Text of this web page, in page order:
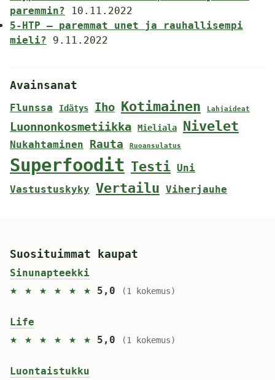
paremmin?
10.11.2022
5-HTP – paremmat unet ja rauhallisempi
mieli?
9.11.2022
Avainsanat
Flunssa Idätys Iho Kotimainen Lahjaideat
Luonnonkosmetiikka Mieliala Nivelet
Nukahtaminen Rauta Ruoansulatus
Superfoodit Testi Uni
Vastustuskyky Vertailu Viherjauhe
Suosituimmat kaupat
Sinunapteekki
★ ★ ★ ★ ★ ★ 5,0 (1 kokemus)
Life
★ ★ ★ ★ ★ ★ 5,0 (1 kokemus)
Luontaistukku